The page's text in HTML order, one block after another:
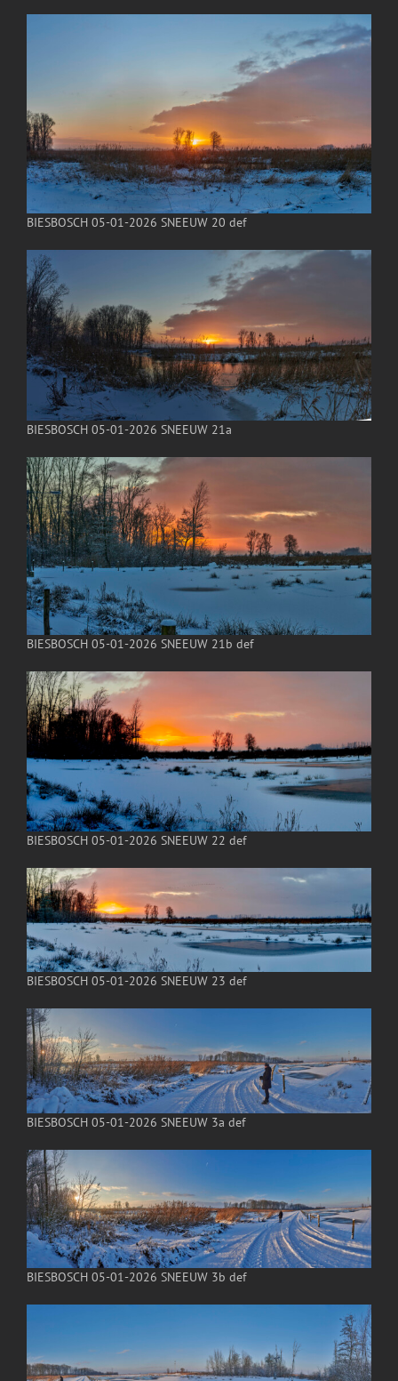
BIESBOSCH 05-01-2026 SNEEUW 20 def
BIESBOSCH 05-01-2026 SNEEUW 21a
BIESBOSCH 05-01-2026 SNEEUW 21b def
BIESBOSCH 05-01-2026 SNEEUW 22 def
BIESBOSCH 05-01-2026 SNEEUW 23 def
BIESBOSCH 05-01-2026 SNEEUW 3a def
BIESBOSCH 05-01-2026 SNEEUW 3b def